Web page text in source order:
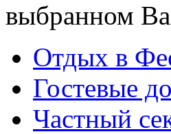
выбранном
Отдых в
Гостевые
Частный